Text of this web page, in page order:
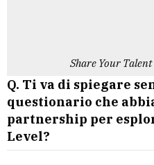
Share Your
Q. Ti va di spiegare
questionario che
partnership per
Level?